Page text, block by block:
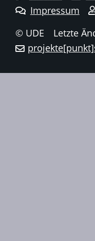
Impressum
© UDE
Letzte